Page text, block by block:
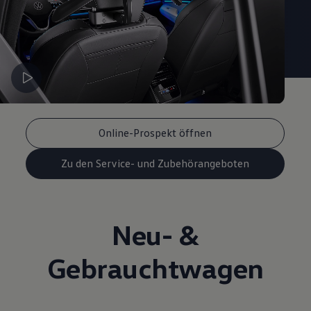
Magazin
Lifestyle
Transport
Familie
Elektromobilität
Volkswagen R
Pannen- und Unfallhilfe
Volkswagen Kundenbetreuung
Online-Prospekt öffnen
Zu den Service- und Zubehörangeboten
Neu- &
Gebrauchtwagen